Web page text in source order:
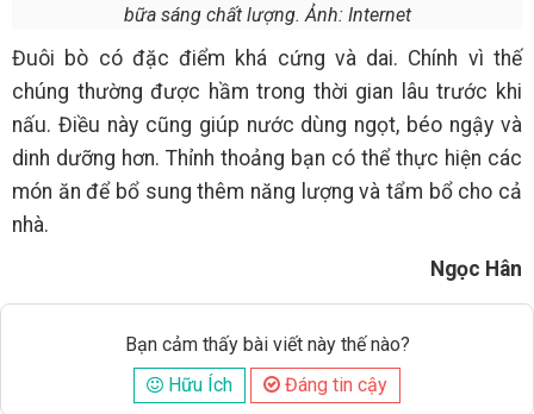
bữa sáng chất lượng. Ảnh: Internet
Đuôi bò có đặc điểm khá cứng và dai. Chính vì thế
chúng thường được hầm trong thời gian lâu trước khi
nấu. Điều này cũng giúp nước dùng ngọt, béo ngậy và
dinh dưỡng hơn. Thỉnh thoảng bạn có thể thực hiện các
món ăn để bổ sung thêm năng lượng và tẩm bổ cho cả
nhà.
Ngọc Hân
Bạn cảm thấy bài viết này thế nào?
Hữu Ích
Đáng tin cậy